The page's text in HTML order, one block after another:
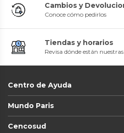
Cambios y
Conoce cómo pedirlos
Tiendas y horarios
Revisa dónde están
Centro de Ayuda
Mundo Paris
Cencosud